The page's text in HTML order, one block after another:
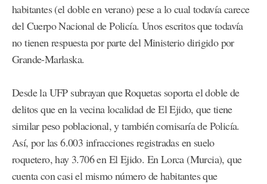
habitantes (el doble en verano) pese a lo cual todavía carece
del Cuerpo Nacional de Policía. Unos escritos que todavía
no tienen respuesta por parte del Ministerio dirigido por
Grande-Marlaska.
Desde la UFP subrayan que Roquetas soporta el doble de
delitos que en la vecina localidad de El Ejido, que tiene
similar peso poblacional, y también comisaría de Policía.
Así, por las 6.003 infracciones registradas en suelo
roquetero, hay 3.706 en El Ejido. En Lorca (Murcia), que
cuenta con casi el mismo número de habitantes que